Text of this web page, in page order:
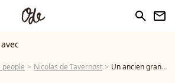
search newsletter
people Nicolas de Tavernost Un ancien grand dirigeant de M6, désormais conseiller du milliardaire Rodolphe Saadé, élu nouveau directeur général de LFP Media